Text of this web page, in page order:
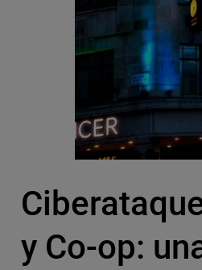
y Co-op: